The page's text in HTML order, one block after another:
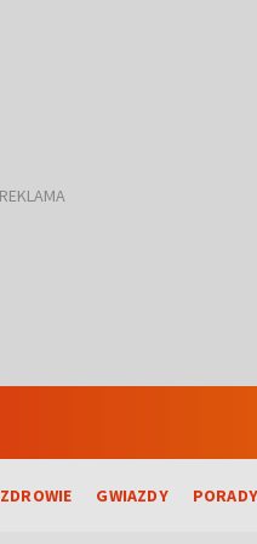
ZDROWIE GWIAZDY PORADY